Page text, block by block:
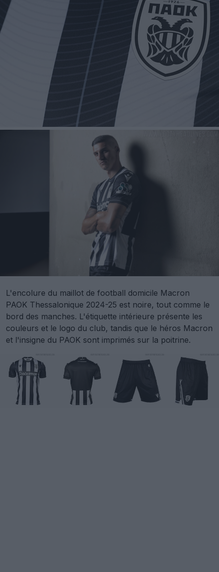
L'encolure du maillot de football domicile Macron
PAOK Thessalonique 2024-25 est noire, tout comme le
bord des manches. L'étiquette intérieure présente les
couleurs et le logo du club, tandis que le héros Macron
et l'insigne du PAOK sont imprimés sur la poitrine.